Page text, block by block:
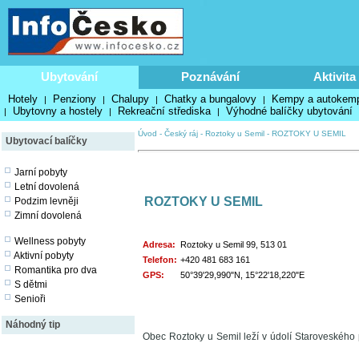
Ubytování Poznávání Aktivita
Hotely | Penziony | Chalupy | Chatky a bungalovy | Kempy a
| Ubytovny a hostely | Rekreační střediska | Výhodné balíčky ubytování
Ubytovací balíčky
Jarní pobyty
Letní dovolená
Podzim levněji
Zimní dovolená
Wellness pobyty
Aktivní pobyty
Romantika pro dva
S dětmi
Senioři
Náhodný tip
Úvod - Český ráj - Roztoky u Semil - ROZTOKY U SEMIL
ROZTOKY U SEMIL
Adresa: Roztoky u Semil 99, 513 01
Telefon: +420 481 683 161
GPS:
50°39'29,990"N, 15°22'18,220"E
Obec Roztoky u Semil leží v údolí